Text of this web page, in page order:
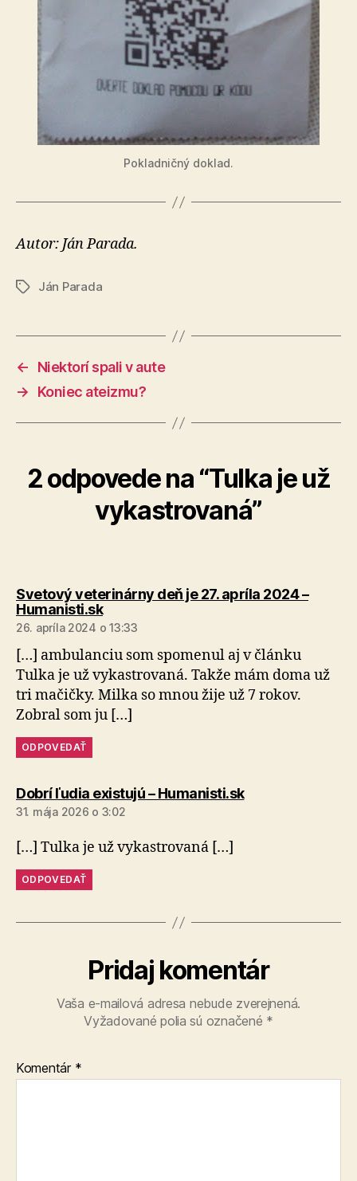
Pokladničný doklad.
Autor: Ján Parada.
ZnačkyJán Parada
←
Niektorí spali v aute
→
Koniec ateizmu?
2 odpovede na “Tulka je už
vykastrovaná”
Svetový veterinárny deň je 27. apríla 2024 –
Humanisti.skhovorí:
26. apríla 2024 o 13:33
[…] ambulanciu som spomenul aj v článku
Tulka je už vykastrovaná. Takže mám doma už
tri mačičky. Milka so mnou žije už 7 rokov.
Zobral som ju […]
ODPOVEDAŤ
Dobrí ľudia existujú – Humanisti.skhovorí:
31. mája 2026 o 3:02
[…] Tulka je už vykastrovaná […]
ODPOVEDAŤ
Pridaj komentár
Vaša e-mailová adresa nebude zverejnená.
Vyžadované polia sú označené *
Komentár *